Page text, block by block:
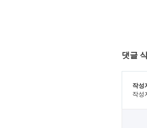
댓글
작성
작성